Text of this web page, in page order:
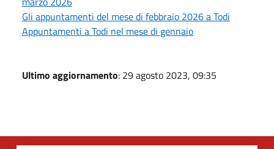
Gli appuntamenti del mese di febbraio 2026 a Todi
Appuntamenti a Todi nel mese di gennaio
Ultimo aggiornamento: 29 agosto 2023, 09:35